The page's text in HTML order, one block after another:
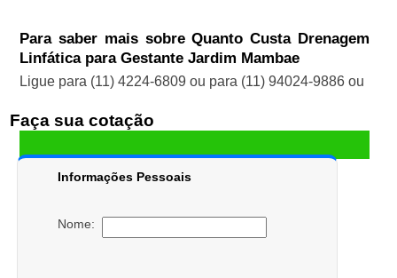
Para saber mais sobre Quanto Custa Drenagem
Linfática para Gestante Jardim Mambae
Ligue para (11) 4224-6809 ou para (11) 94024-9886ou
Faça sua cotação
Informações Pessoais
Nome: